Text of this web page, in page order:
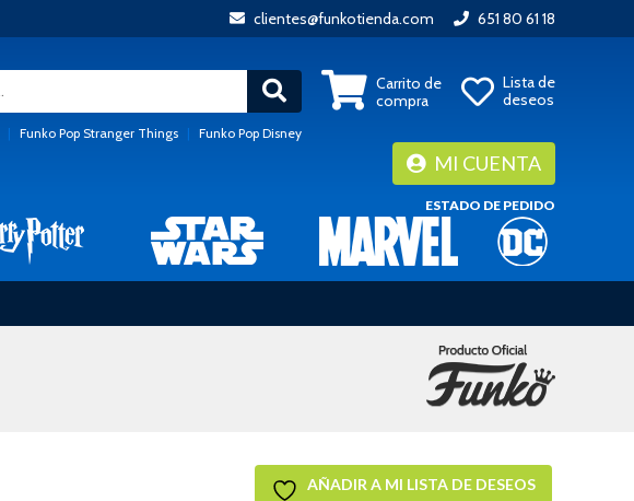
clientes@funkotienda.com 651 80 61 18
| Funko Pop Stranger Things | Funko Pop Disney
Carrito de
compra
Lista de
deseos
MI CUENTA
ESTADO DE PEDIDO
AÑADIR A MI LISTA DE DESEOS